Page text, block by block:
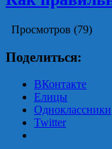
Просмотров (79)
Поделиться:
ВКонтакте
Елицы
Одноклассники
Twitter